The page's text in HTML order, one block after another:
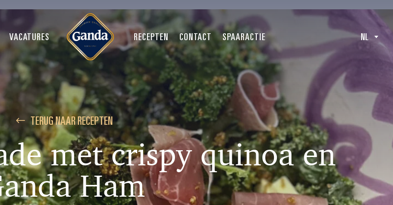
VACATURES RECEPTEN CONTACT SPAARACTIE NL
TERUG NAAR RECEPTEN
met crispy quinoa en
Ham